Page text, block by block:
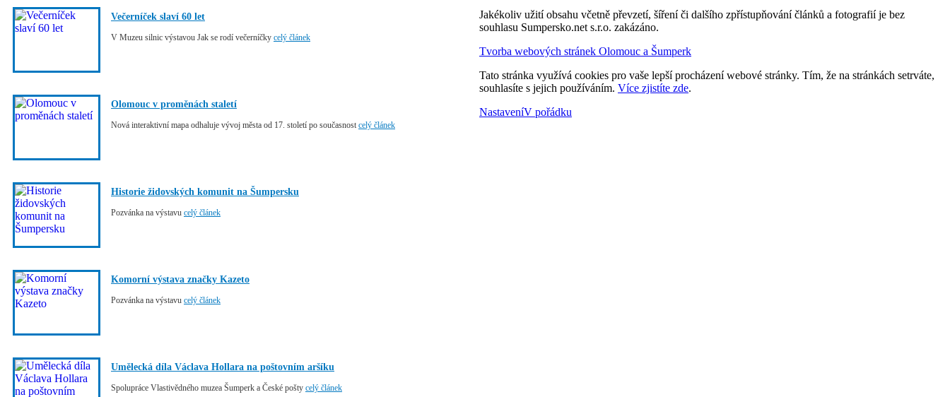
Večerníček slaví 60 let
V Muzeu silnic výstavou Jak se rodí večerníčky celý článek
Olomouc v proměnách staletí
Nová interaktivní mapa odhaluje vývoj města od 17. století po současnost celý článek
Historie židovských komunit na Šumpersku
Pozvánka na výstavu celý článek
Komorní výstava značky Kazeto
Pozvánka na výstavu celý článek
Umělecká díla Václava Hollara na poštovním aršíku
Spolupráce Vlastivědného muzea Šumperk a České pošty celý článek
Jakékoliv užití obsahu včetně převzetí, šíření či dalšího zpřístupňování článků a fotografií je bez
souhlasu Sumpersko.net s.r.o. zakázáno.
Tvorba webových stránek Olomouc a Šumperk
Tato stránka využívá cookies pro vaše lepší procházení webové stránky. Tím, že na stránkách setrváte,
souhlasíte s jejich používáním. Více zjistíte zde.
NastaveníV pořádku